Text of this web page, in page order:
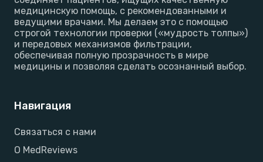
медицинскую помощь, с рекомендованными и
ведущими врачами. Мы делаем это с помощью
строгой технологии проверки («мудрость толпы»)
и передовых механизмов фильтрации,
обеспечивая полную прозрачность в мире
медицины и позволяя сделать осознанный выбор.
Навигация
Связаться с нами
О MedReviews